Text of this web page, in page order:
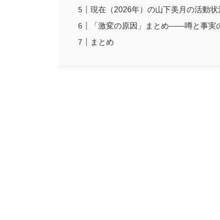
現在（2026年）の山下美月の活動状
「激変の原因」まとめ——噂と事実
まとめ